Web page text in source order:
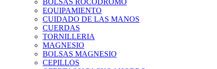
BOLSAS ROCODROMO
EQUIPAMIENTO
CUIDADO DE LAS MANOS
CUERDAS
TORNILLERIA
MAGNESIO
BOLSAS MAGNESIO
CEPILLOS